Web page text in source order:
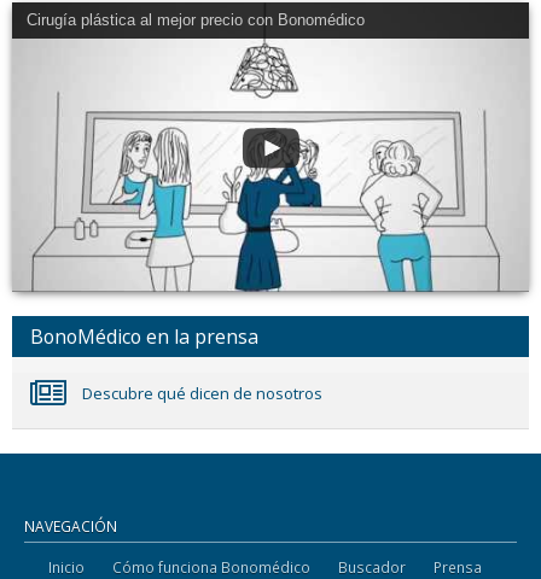
Cirugía plástica al mejor precio con Bonomédico
BonoMédico en la prensa
Descubre qué dicen de nosotros
NAVEGACIÓN
Inicio Cómo funciona Bonomédico Buscador
Prensa